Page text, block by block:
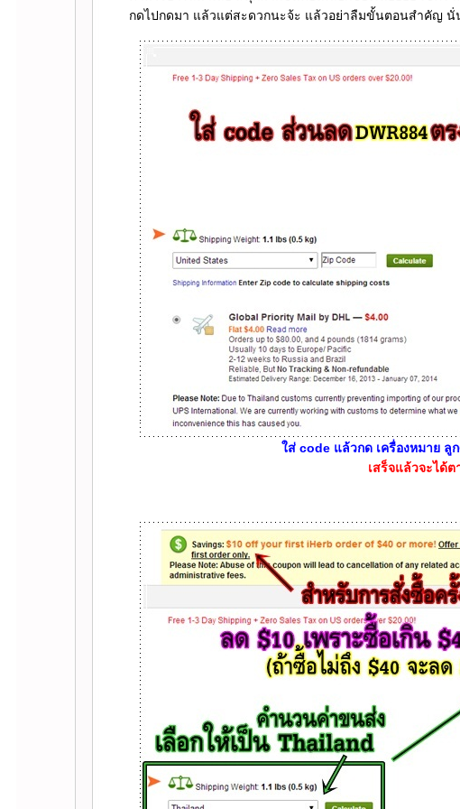
กดไปกดมา แล้วแต่สะดวกนะจ้ะ แล้วอย่าลืมขั้นตอนสำคัญ นั่
ส่ code แล้วกด เครื่องหมาย ลู
เสร็จแล้วจะได้